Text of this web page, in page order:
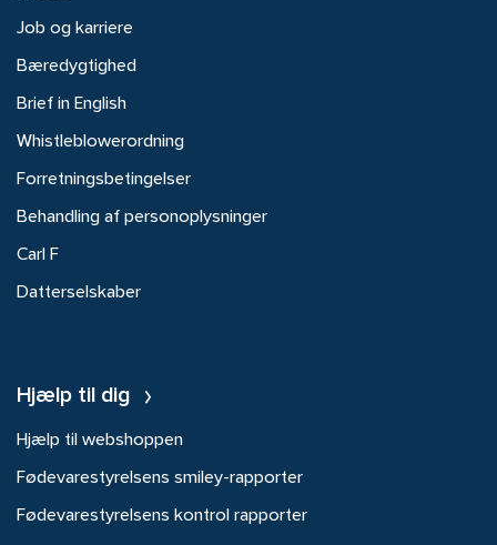
Job og karriere
Bæredygtighed
Brief in English
Whistleblowerordning
Forretningsbetingelser
Behandling af personoplysninger
Carl F
Datterselskaber
Hjælp til dig
Hjælp til webshoppen
Fødevarestyrelsens smiley-rapporter
Fødevarestyrelsens kontrol rapporter